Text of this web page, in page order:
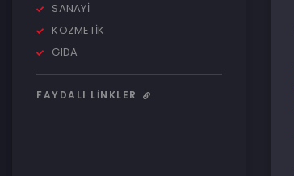
SANAYİ
KOZMETİK
GIDA
FAYDALI LINKLER